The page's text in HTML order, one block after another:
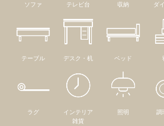
ソファ テレビ台 収納 ダ
テーブル デスク・机 ベッド
ラグ
インテリア
雑貨
照明 調